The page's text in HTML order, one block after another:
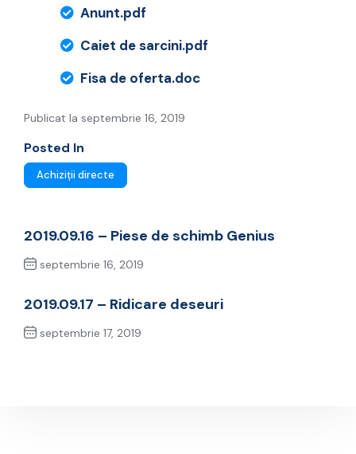
Anunt.pdf
Caiet de sarcini.pdf
Fisa de oferta.doc
Publicat la septembrie 16, 2019
Posted In
Achiziții directe
2019.09.16 – Piese de schimb Genius
septembrie 16, 2019
2019.09.17 – Ridicare deseuri
septembrie 17, 2019